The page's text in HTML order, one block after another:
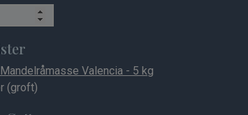
Valencia - 5 kg
(groft)